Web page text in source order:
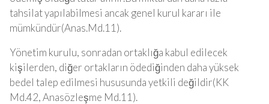
tahsilat yapılabilmesi ancak genel kurul kararı ile
mümkündür(Anas.Md.11).
Yönetim kurulu, sonradan ortaklığa kabul edilecek
kişilerden, diğer ortakların ödediğinden daha yüksek
bedel talep edilmesi hususunda yetkili değildir(KK
Md.42, Anasözleşme Md.11).